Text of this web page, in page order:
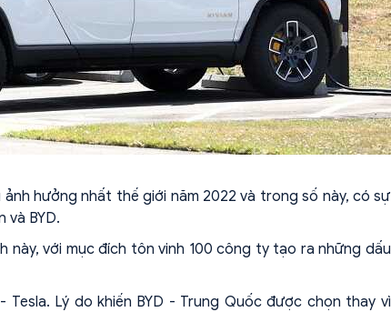
hưởng nhất thế giới năm 2022 và trong số này, có sự
và BYD.
này, với mục đích tôn vinh 100 công ty tạo ra những dấu
Lý do khiến BYD - Trung Quốc được chọn thay vì